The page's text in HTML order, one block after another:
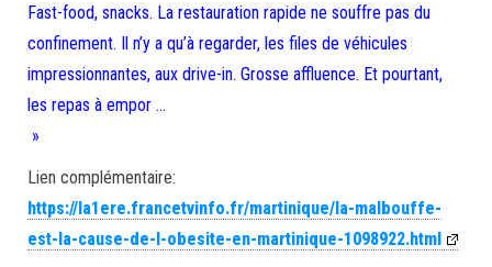
Fast-food, snacks. La restauration rapide ne souffre pas du
confinement. Il n’y a qu’à regarder, les files de véhicules
impressionnantes, aux drive-in. Grosse affluence. Et pourtant,
les repas à empor …
»
Lien complémentaire:
https://la1ere.francetvinfo.fr/martinique/la-malbouffe-
est-la-cause-de-l-obesite-en-martinique-1098922.html